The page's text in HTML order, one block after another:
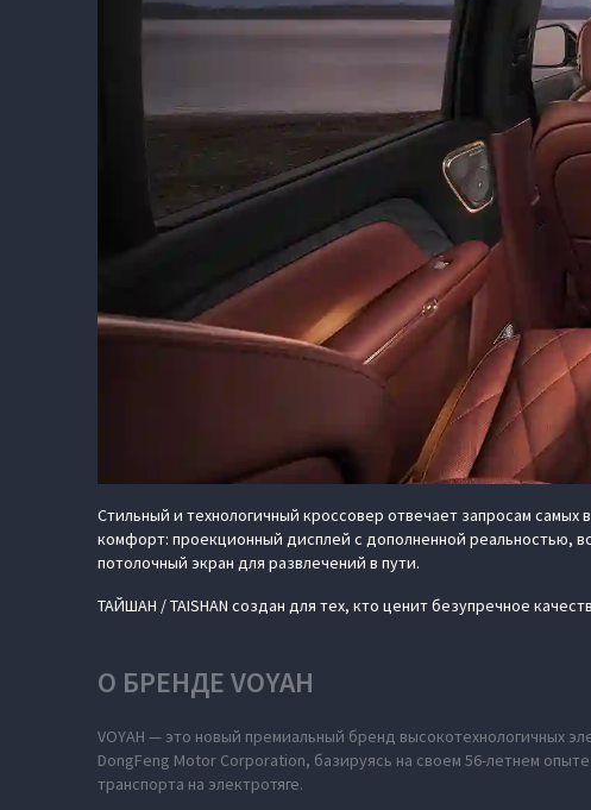
Стильный и технологичный кроссовер отвечает запросам
комфорт: проекционный дисплей с дополненной реальностью,
потолочный экран для развлечений в пути.
ТАЙШАН / TAISHAN создан для тех, кто ценит безупречное
О БРЕНДЕ VOYAH
VOYAH — это новый премиальный бренд высокотехнологичных
DongFeng Motor Corporation, базируясь на своем 56-летнем
транспорта на электротяге.